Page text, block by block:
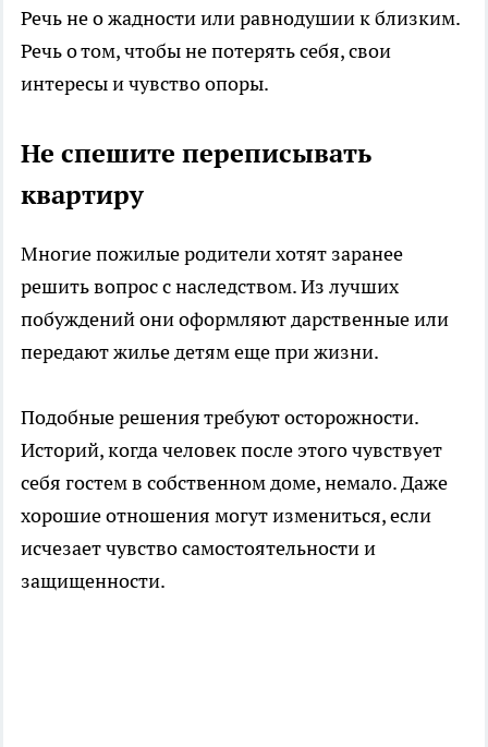
Речь не о жадности или равнодушии к близким.
Речь о том, чтобы не потерять себя, свои
интересы и чувство опоры.
Не спешите переписывать
квартиру
Многие пожилые родители хотят заранее
решить вопрос с наследством. Из лучших
побуждений они оформляют дарственные или
передают жилье детям еще при жизни.
Подобные решения требуют осторожности.
Историй, когда человек после этого чувствует
себя гостем в собственном доме, немало. Даже
хорошие отношения могут измениться, если
исчезает чувство самостоятельности и
защищенности.